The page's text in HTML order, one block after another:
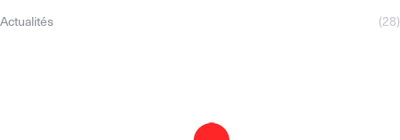
Actualités (28)